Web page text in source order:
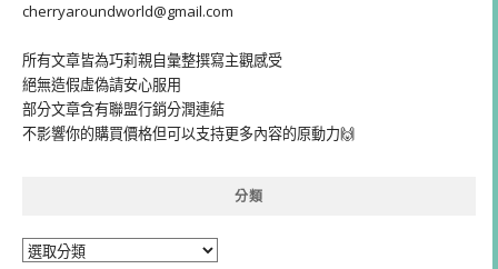
cherryaroundworld@gmail.com
所有文章皆為巧莉親自彙整撰寫主觀感受
絕無造假虛偽請安心服用
部分文章含有聯盟行銷分潤連結
不影響你的購買價格但可以支持更多內容的原動力🙌
分類
分